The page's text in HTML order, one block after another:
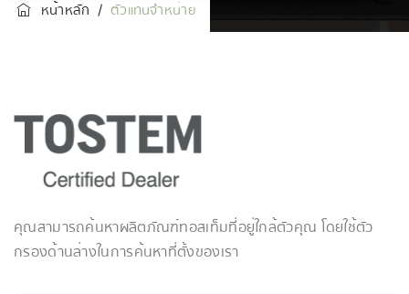
หน้าหลัก / ตัวแทนจำหน่าย
คุณสามารถค้นหาผลิตภัณฑ์ทอสเท็มที่อยู่ใกล้ตัวคุณ โดยใช้ตัว
กรองด้านล่างในการค้นหาที่ตั้งของเรา